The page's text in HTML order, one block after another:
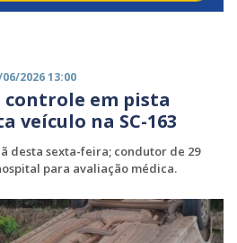
2026 13:00
em pista
veículo na SC-163
desta sexta-feira; condutor de 29
para avaliação médica.